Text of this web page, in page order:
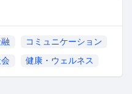
コミュニケーション
健康・ウェルネス